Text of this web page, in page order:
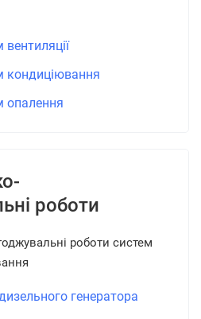
кондиціювання
опалення
роботи
роботи систем
генератора